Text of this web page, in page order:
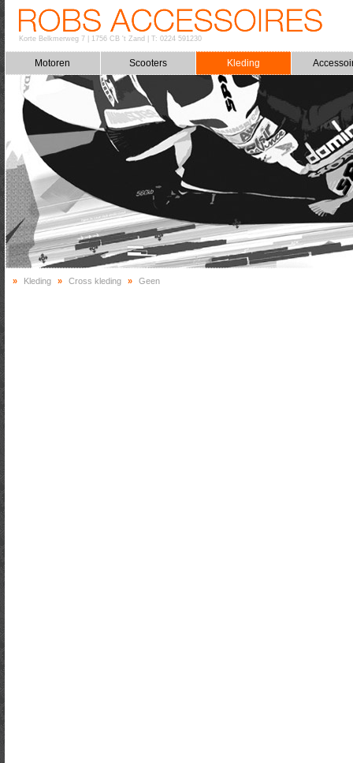
Korte Belkmerweg 7| 1756 CB 't Zand T: 0224 591230
Motoren Scooters Kleding
» Kleding » Cross kleding » Geen